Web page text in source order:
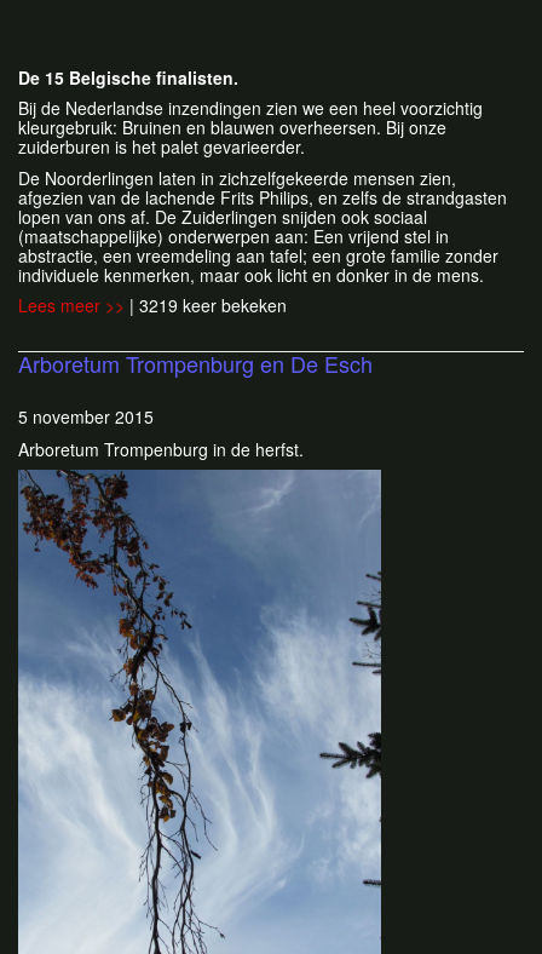
De 15 Belgische finalisten.
Bij de Nederlandse inzendingen zien we een heel voorzichtig
kleurgebruik: Bruinen en blauwen overheersen. Bij onze
zuiderburen is het palet gevarieerder.
De Noorderlingen laten in zichzelfgekeerde mensen zien,
afgezien van de lachende Frits Philips, en zelfs de strandgasten
lopen van ons af. De Zuiderlingen snijden ook sociaal
(maatschappelijke) onderwerpen aan: Een vrijend stel in
abstractie, een vreemdeling aan tafel; een grote familie zonder
individuele kenmerken, maar ook licht en donker in de mens.
Lees meer >> | 3219 keer bekeken
Arboretum Trompenburg en De Esch
5 november 2015
Arboretum Trompenburg in de herfst.